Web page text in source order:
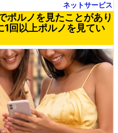
ネットサービス
ポルノを見たことがあり
回以上ポルノを見てい